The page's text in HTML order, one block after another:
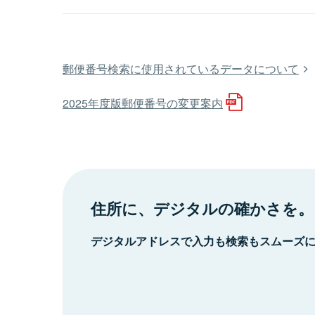
郵便番号検索に使用されているデータについて
2025年度版郵便番号の変更案内
住所に、デジタルの確かさを。
デジタルアドレスで入力も検索もスムーズ